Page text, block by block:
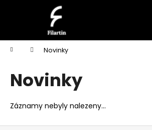
Domů Novinky
Novinky
Záznamy nebyly nalezeny...
í
Zpět
do
obchodu
Zpět
do
obchodu